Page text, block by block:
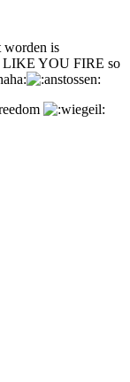
worden is
YOU FIRE so